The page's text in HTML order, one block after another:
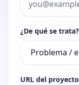
¿De qué se trata?
URL del